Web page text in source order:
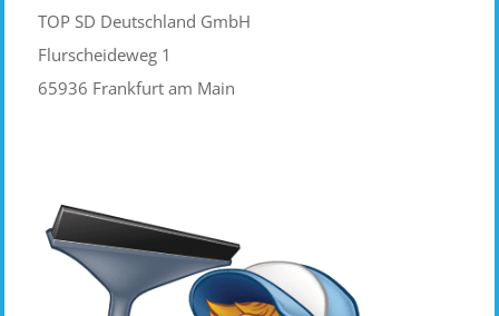
TOP SD Deutschland GmbH
Flurscheideweg 1
65936 Frankfurt am Main